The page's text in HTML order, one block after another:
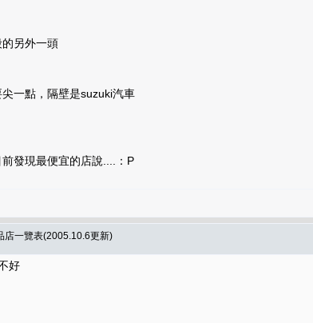
另外一頭
一點，隔壁是suzuki汽車
發現最便宜的店說....：P
店一覽表(2005.10.6更新)
好